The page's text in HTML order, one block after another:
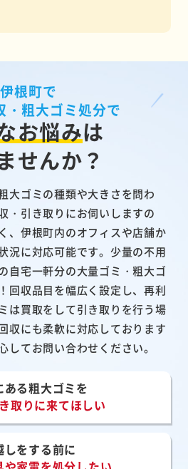
伊根町で
・粗大ゴミ処分で
お悩みは
せんか？
大ゴミの種類や大きさを問わ
・引き取りにお伺いしますの
、伊根町内のオフィスや店舗か
況に対応可能です。少量の不用
自宅一軒分の大量ゴミ・粗大ゴ
回収品目を幅広く設定し、再利
は買取をして引き取りを行う場
収にも柔軟に対応しております
してお問い合わせください。
ある粗大ゴミを
取りに来てほしい
しをする前に